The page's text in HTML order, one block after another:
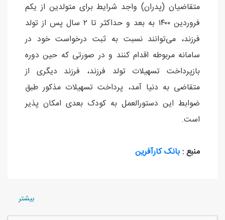
متقاضیان (پدران) واجد شرایط برای متولدین از یکم
فروردین ۱۴۰۰ به بعد و حداکثر تا ۲ سال پس از تولد
فرزند، می‌توانند نسبت به ثبت درخواست خود در
سامانه مربوطه اقدام کنند و در صورتی که حین دوره
بازپرداخت تسهیلات تولد فرزند، فرزند دیگری از
متقاضی به دنیا آمد، پرداخت تسهیلات مذکور طبق
ضوابط این دستورالعمل به کودک بعدی امکان پذیر
است.
منبع :بانک کارآفرین
بيشتر